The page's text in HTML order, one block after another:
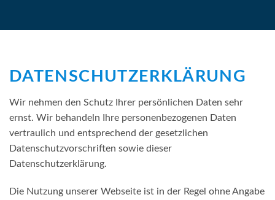
DATENSCHUTZERKLÄRUNG
Wir nehmen den Schutz Ihrer persönlichen Daten sehr
ernst. Wir behandeln Ihre personenbezogenen Daten
vertraulich und entsprechend der gesetzlichen
Datenschutzvorschriften sowie dieser
Datenschutzerklärung.
Die Nutzung unserer Webseite ist in der Regel ohne Angabe